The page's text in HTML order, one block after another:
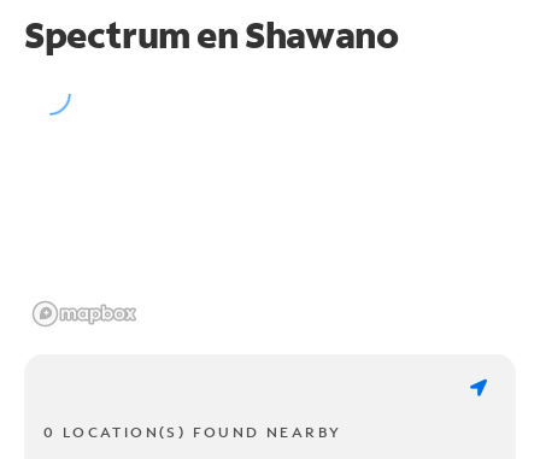
Spectrum enShawano
0 LOCATION(S) FOUND NEARBY